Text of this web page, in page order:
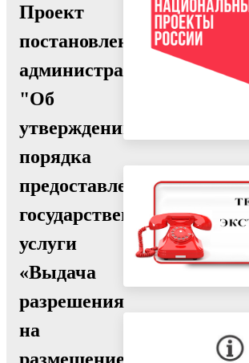
Проект
постановления
администрации
"Об
утверждении
порядка
предоставления
государственной
услуги
«Выдача
разрешения
на